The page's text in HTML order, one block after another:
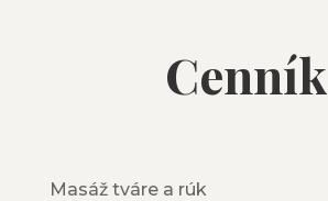
Cenník
Masáž tváre a rúk